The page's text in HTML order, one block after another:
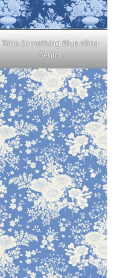
Tilda Something Blue Afina
Denim